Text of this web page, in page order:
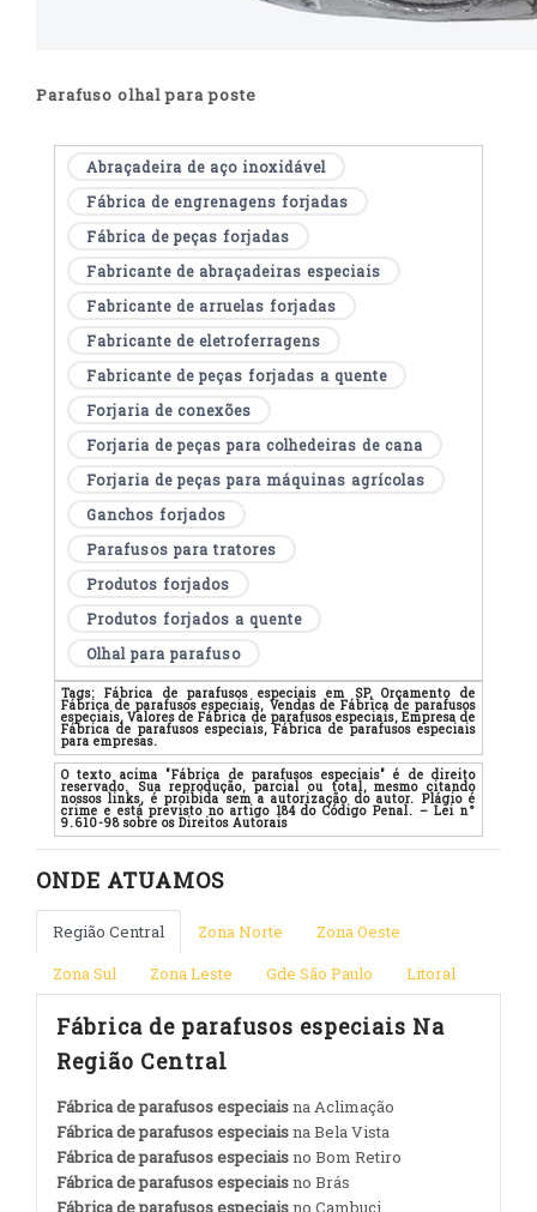
Parafuso olhal para poste
Abraçadeira de aço inoxidável
Fábrica de engrenagens forjadas
Fábrica de peças forjadas
Fabricante de abraçadeiras especiais
Fabricante de arruelas forjadas
Fabricante de eletroferragens
Fabricante de peças forjadas a quente
Forjaria de conexões
Forjaria de peças para colhedeiras de cana
Forjaria de peças para máquinas agrícolas
Ganchos forjados
Parafusos para tratores
Produtos forjados
Produtos forjados a quente
Olhal para parafuso
Tags: Fábrica de parafusos especiais em SP, Orçamento de
Fábrica de parafusos especiais, Vendas de Fábrica de parafusos
especiais, Valores de Fábrica de parafusos especiais, Empresa de
Fábrica de parafusos especiais, Fábrica de parafusos especiais
para empresas.
O texto acima "Fábrica de parafusos especiais" é de direito
reservado. Sua reprodução, parcial ou total, mesmo citando
nossos links, é proibida sem a autorização do autor. Plágio é
crime e está previsto no artigo 184 do Código Penal. – Lei n°
9.610-98 sobre os Direitos Autorais
ONDE ATUAMOS
Região Central Zona Norte
Zona Oeste
Zona Sul
Zona Leste Gde São Paulo Litoral
Fábrica de parafusos especiais Na
Região Central
Fábrica de parafusos especiaisna Aclimação
Fábrica de parafusos especiaisna Bela Vista
Fábrica de parafusos especiaisno Bom Retiro
Fábrica de parafusos especiaisno Brás
Fábrica de parafusos especiaisno Cambuci